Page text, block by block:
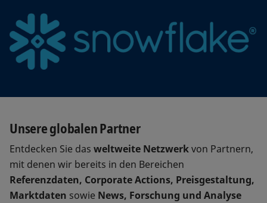
Unsere globalen Partner
Entdecken Sie das weltweite Netzwerkvon Partnern,
mit denen wir bereits in den Bereichen
Referenzdaten, Corporate Actions, Preisgestaltung,
Marktdaten sowie News, Forschung und Analyse